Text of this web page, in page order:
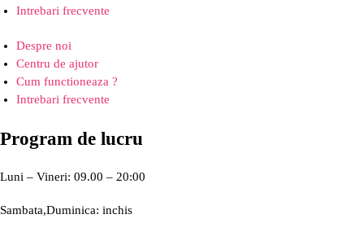
Intrebari frecvente
Despre noi
Centru de ajutor
Cum functioneaza ?
Intrebari frecvente
Program de lucru
Luni – Vineri: 09.00 – 20:00
Sambata,Duminica: inchis